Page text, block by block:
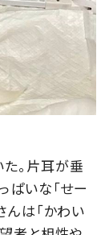
。片耳が垂
ぱいな「せー
んは「かわい